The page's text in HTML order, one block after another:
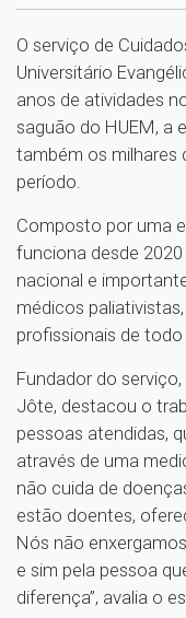
O serviço de
Universitário
anos de atividades
saguão do HUEM, a
também os milhares
período.
Composto por uma
funciona desde
nacional e
médicos
profissionais de todo
Fundador do
Jôte, destacou o
pessoas atendidas,
através de uma
não cuida de
estão doentes,
Nós não
e sim pela pessoa
diferença”, avalia o